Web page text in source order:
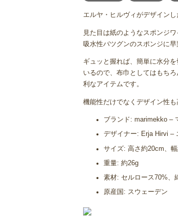
エルヤ・ヒルヴィがデザイン
見た目は紙のようなスポンジ
吸水性バツグンのスポンジに早
ギュッと握れば、簡単に水分
いるので、布巾としてはもち
利なアイテムです。
機能性だけでなくデザイン性
ブランド: marimekko –
デザイナー: Erja Hirvi –
サイズ: 高さ約20cm、
重量: 約26g
素材: セルロース70%、
原産国: スウェーデン